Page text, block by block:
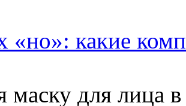
«но»: какие
маску для лица